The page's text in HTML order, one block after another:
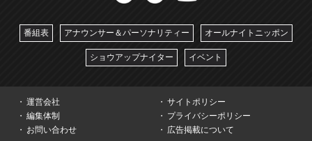
番組表 アナウンサー＆パーソナリティー オールナイトニッポン
ショウアップナイター イベント
運営会社
サイトポリシー
編集体制
プライバシーポリシー
お問い合わせ
広告掲載について